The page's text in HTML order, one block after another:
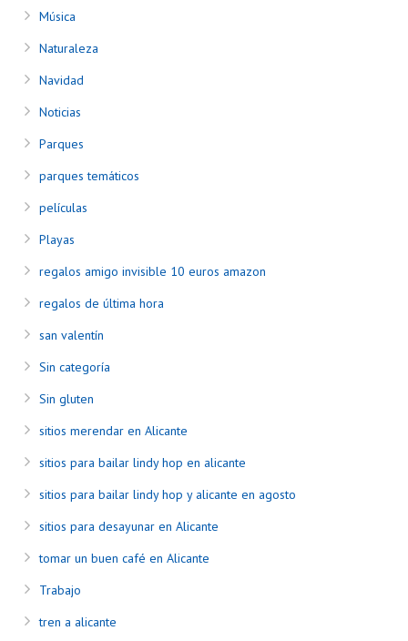
Música
Naturaleza
Navidad
Noticias
Parques
parques temáticos
películas
Playas
regalos amigo invisible 10 euros amazon
regalos de última hora
san valentín
Sin categoría
Sin gluten
sitios merendar en Alicante
sitios para bailar lindy hop en alicante
sitios para bailar lindy hop y alicante en agosto
sitios para desayunar en Alicante
tomar un buen café en Alicante
Trabajo
tren a alicante